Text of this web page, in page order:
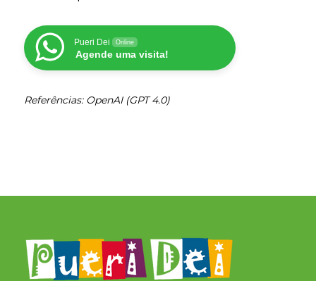
Pueri Dei Online
Agende uma visita!
Referências: OpenAI (GPT 4.0)